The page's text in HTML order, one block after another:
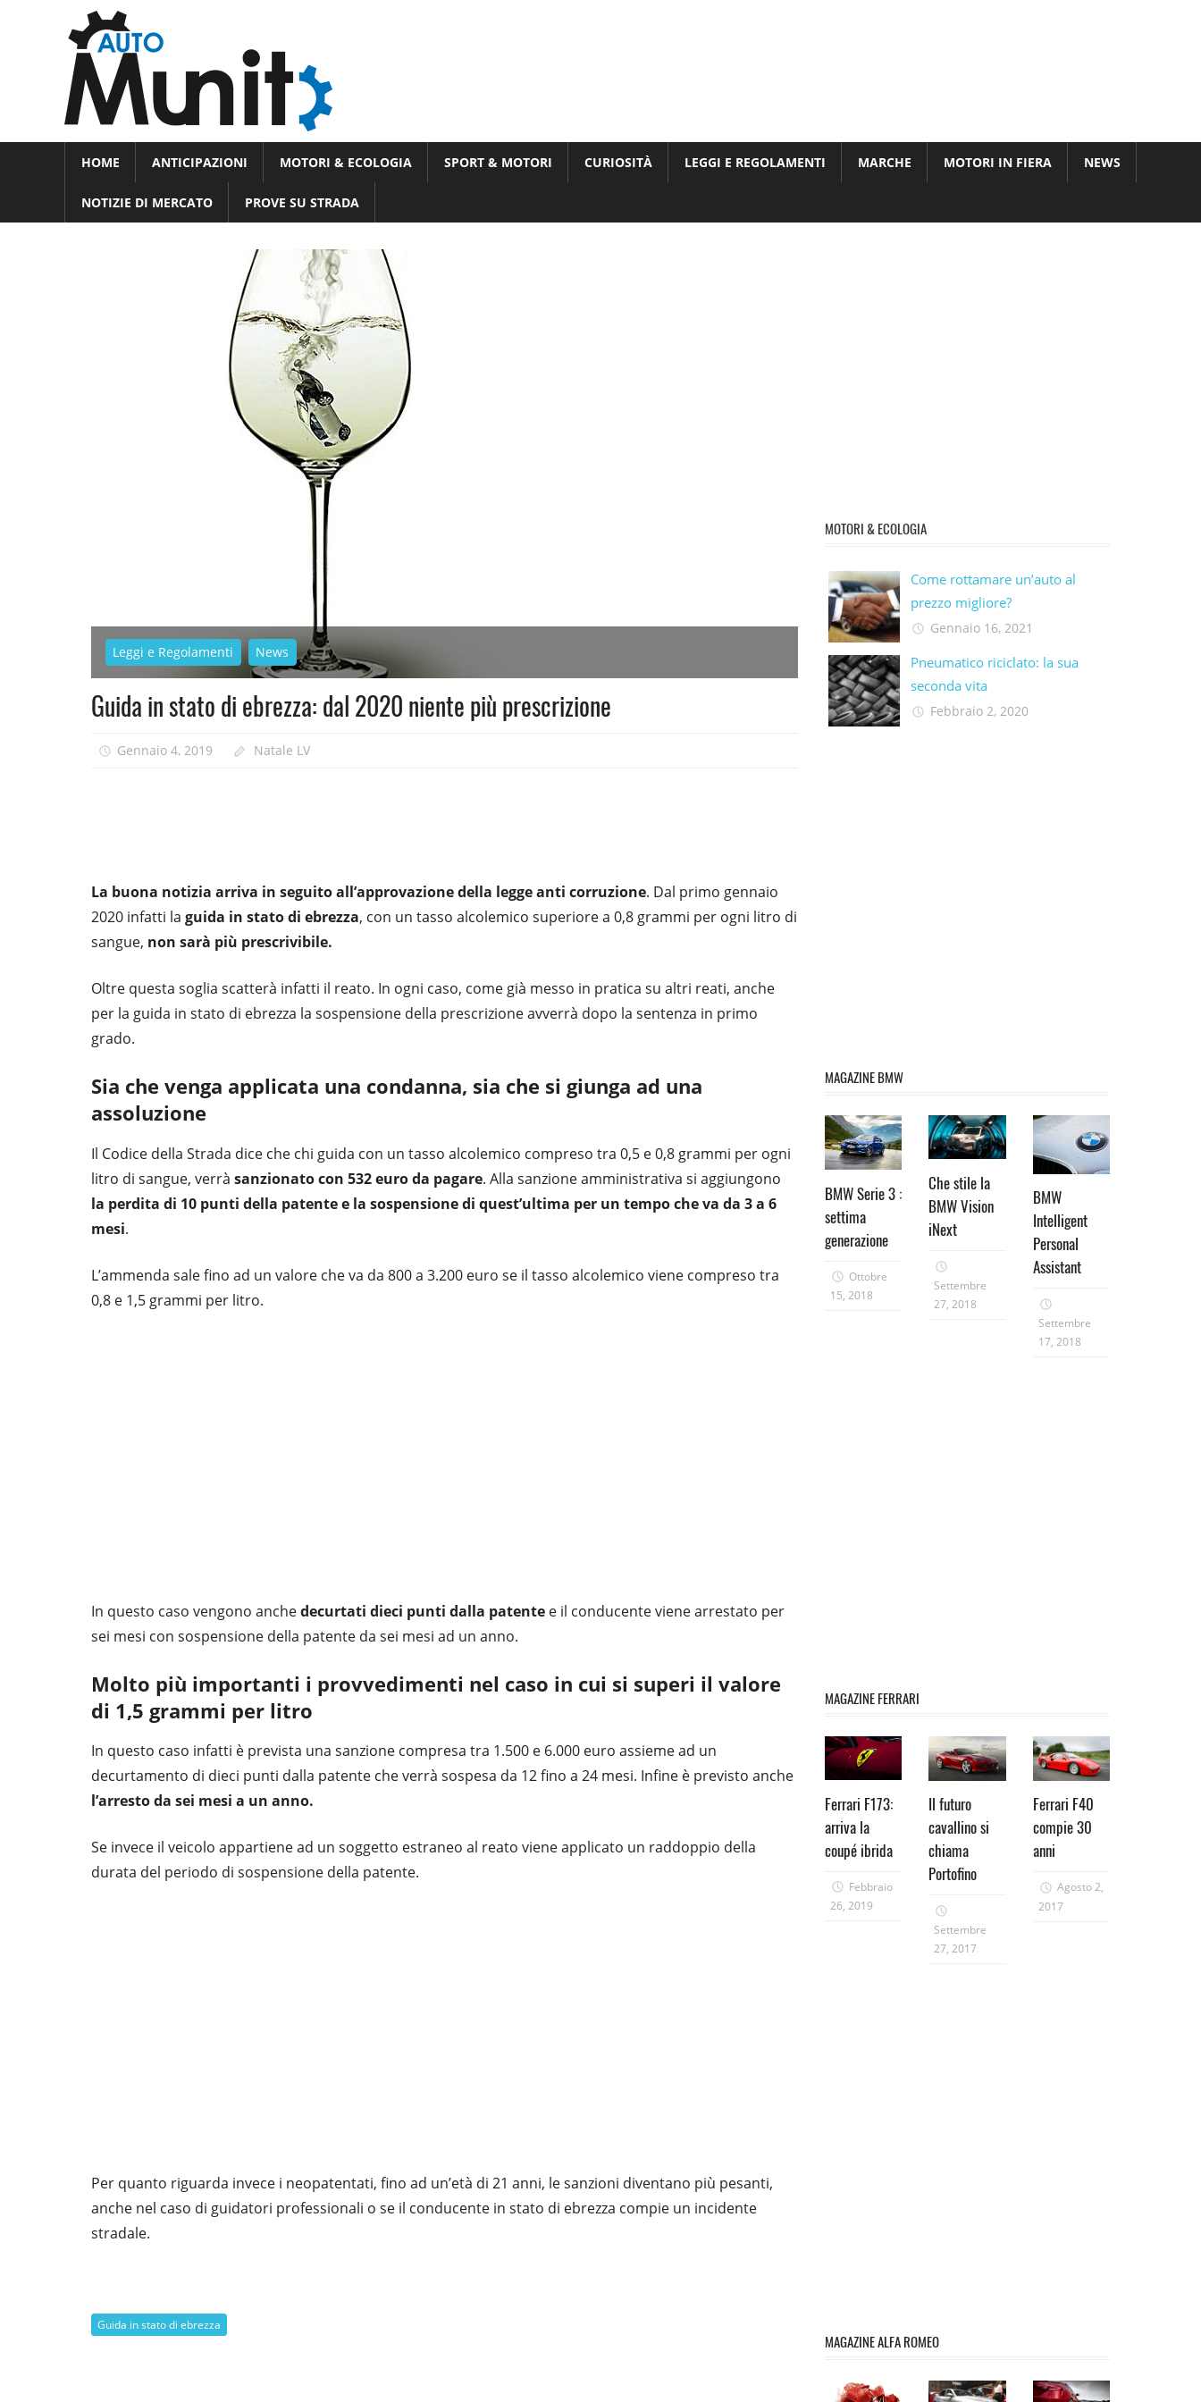
e
motori
Novità
dal
HOME ANTICIPAZIONI MOTORI & ECOLOGIA SPORT & MOTORI CURIOSITÀ LEGGI E REGOLAMENTI MARCHE MOTORI IN FIERA NEWS
NOTIZIE DI MERCATO PROVE SU STRADA
Leggi e Regolamenti News
Guida in stato di ebrezza: dal 2020 niente più prescrizione
Gennaio 4, 2019 Natale LV
La buona notizia arriva in seguito all’approvazione della legge anti corruzione. Dal primo gennaio
2020 infatti la guida in stato di ebrezza, con un tasso alcolemico superiore a 0,8 grammi per ogni litro di
sangue, non sarà più prescrivibile.
Oltre questa soglia scatterà infatti il reato. In ogni caso, come già messo in pratica su altri reati, anche
per la guida in stato di ebrezza la sospensione della prescrizione avverrà dopo la sentenza in primo
grado.
Sia che venga applicata una condanna, sia che si giunga ad una
assoluzione
Il Codice della Strada dice che chi guida con un tasso alcolemico compreso tra 0,5 e 0,8 grammi per ogni
litro di sangue, verrà sanzionato con 532 euro da pagare. Alla sanzione amministrativa si aggiungono
la perdita di 10 punti della patente e la sospensione di quest’ultima per un tempo che va da 3 a 6
mesi.
L’ammenda sale fino ad un valore che va da 800 a 3.200 euro se il tasso alcolemico viene compreso tra
0,8 e 1,5 grammi per litro.
In questo caso vengono anchedecurtati dieci punti dalla patente e il conducente viene arrestato per
sei mesi con sospensione della patente da sei mesi ad un anno.
Molto più importanti i provvedimenti nel caso in cui si superi il valore
di 1,5 grammi per litro
In questo caso infatti è prevista una sanzione compresa tra 1.500 e 6.000 euro assieme ad un
decurtamento di dieci punti dalla patente che verrà sospesa da 12 fino a 24 mesi. Infine è previsto anche
l’arresto da sei mesi a un anno.
Se invece il veicolo appartiene ad un soggetto estraneo al reato viene applicato un raddoppio della
durata del periodo di sospensione della patente.
Per quanto riguarda invece i neopatentati, fino ad un’età di 21 anni, le sanzioni diventano più pesanti,
anche nel caso di guidatori professionali o se il conducente in stato di ebrezza compie un incidente
stradale.
Guida in stato di ebrezza
MOTORI & ECOLOGIA
Come rottamare un’auto al
prezzo migliore?
Gennaio 16, 2021
Pneumatico riciclato: la sua
seconda vita​
Febbraio 2, 2020
MAGAZINE BMW
BMW Serie 3 :
settima
generazione
Ottobre
15, 2018
Che stile la
BMW Vision
iNext
Settembre
27, 2018
BMW
Intelligent
Personal
Assistant
Settembre
17, 2018
MAGAZINE FERRARI
Ferrari F173:
arriva la
coupé ibrida
Febbraio
26, 2019
Il futuro
cavallino si
chiama
Portofino
Settembre
27, 2017
Ferrari F40
compie 30
anni
Agosto 2,
2017
MAGAZINE ALFA ROMEO